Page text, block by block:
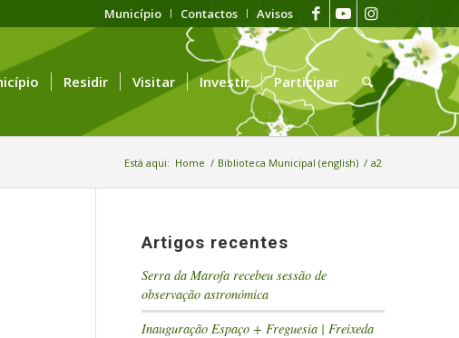
Município Contactos Avisos
Residir Visitar Investir Participar
Está aqui: Home / Biblioteca Municipal (english) / a2
Artigos recentes
Serra da Marofa recebeu sessão de
observação astronómica
Inauguração Espaço + Freguesia | Freixeda